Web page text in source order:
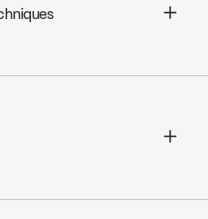
équilibrée,